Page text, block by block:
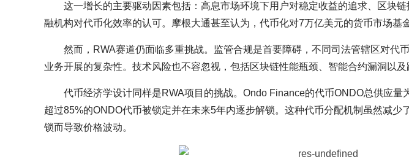
这一增长的主要驱动因素包括：高息市场环境下用户对稳定收益的追求、区块
融机构对代币化效率的认可。摩根大通甚至认为，代币化对7万亿美元的货币市场基
然而，RWA赛道仍面临多重挑战。监管合规是首要障碍，不同司法管辖区对代
业务开展的复杂性。技术风险也不容忽视，包括区块链性能瓶颈、智能合约漏洞以及
代币经济学设计同样是RWA项目的挑战。Ondo Finance的代币ONDO总供应量
超过85%的ONDO代币被锁定并在未来5年内逐步解锁。这种代币分配机制虽然减少
锁而导致价格波动。